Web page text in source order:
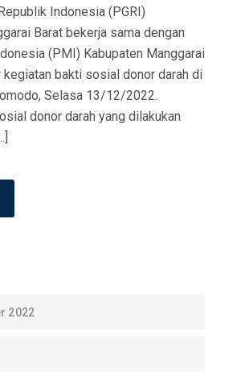
Indonesia (PGRI)
Barat bekerja sama dengan
(PMI) Kabupaten Manggarai
kegiatan bakti sosial donor darah di
Selasa 13/12/2022.
donor darah yang dilakukan
2022